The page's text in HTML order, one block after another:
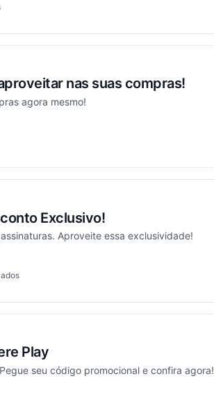
nas suas compras!
agora mesmo!
Exclusivo!
Aproveite essa exclusividade!
Play
seu código promocional e confira agora!